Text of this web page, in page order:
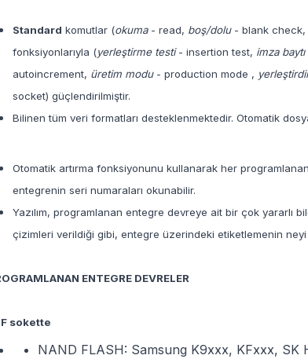
Standard komutlar (okuma- read, boş/dolu- blank check,
fonksiyonlarıyla (yerleştirme testi- insertion test, imza baytı
autoincrement, üretim modu- production mode ,
socket) güçlendirilmiştir.
Bilinen tüm veri formatları desteklenmektedir. Otomatik
Otomatik artırma fonksiyonunu kullanarak her
entegrenin seri numaraları okunabilir.
Yazılım, programlanan entegre devreye ait bir çok yararlı
çizimleri verildiği gibi, entegre üzerindeki etiketlemenin
ENTEGRE DEVRELER
sokette
NAND FLASH: Samsung K9xxx, KFxxx,